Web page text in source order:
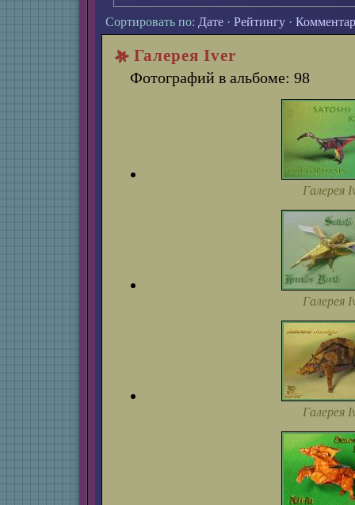
Сортировать по: Дате · Рейтингу ·
Галерея Iver
Фотографий в альбоме: 98
Галерея
Галерея
Галерея